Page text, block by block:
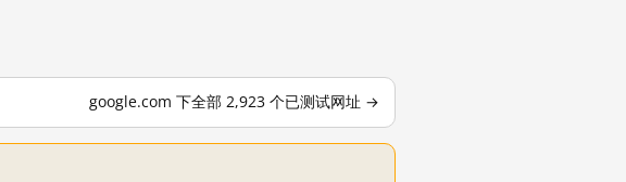
google.com 下全部 2,923 个已测试网址 →